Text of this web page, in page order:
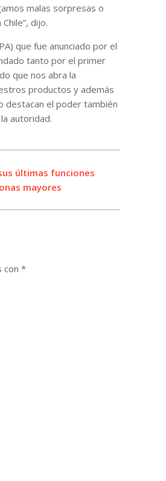
malas sorpresas o
dijo.
que fue anunciado por el
tanto por el primer
que nos abra la
productos y además
destacan el poder también
autoridad.
últimas funciones
mayores
con *